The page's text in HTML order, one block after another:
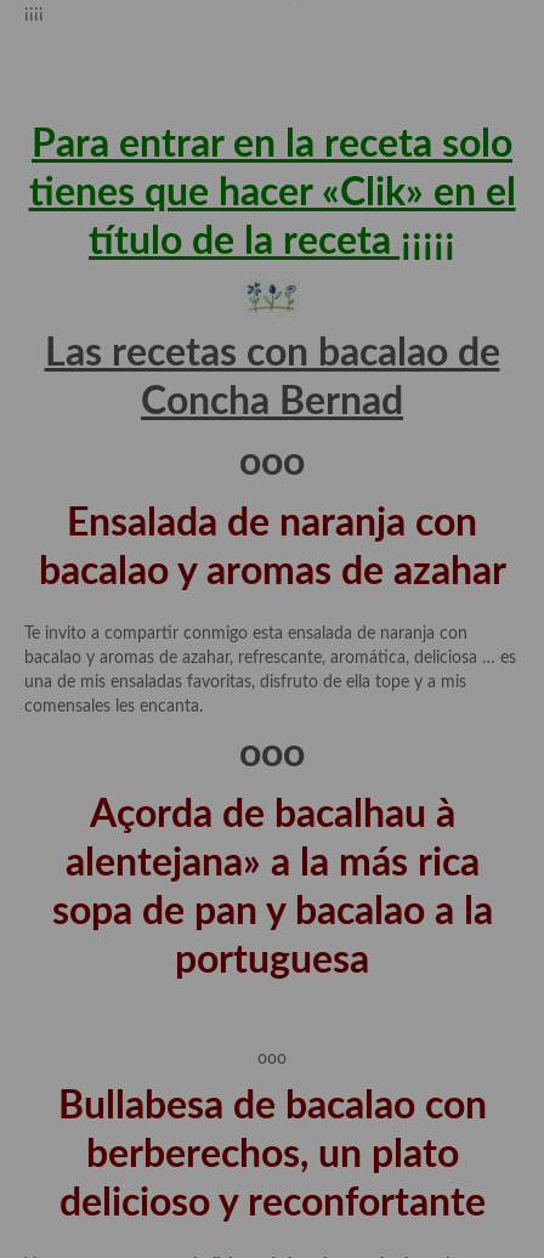
Bocadillos, hamburguesas, sándwich, emparedados, tostas y
demás
Entrantes y primeros platos
Gazpachos, salmorejos, sopas y cremas frías
Arroces Y fideuás
Legumbres y cereales
Huevos
Masas elaboradas con harina, pizzas, quiches y demás
Carne
Pescado y Marisco
Salazones y encurtidos
Recetas Especiales
Recetas de Cuaresma
¡¡¡¡
Para entrar en la receta solo
tienes que hacer «Clik» en el
título de la receta ¡¡¡¡¡
Las recetas con bacalao de
Concha Bernad
ooo
Ensalada de naranja con
bacalao y aromas de azahar
Te invito a compartir conmigo esta ensalada de naranja con
bacalao y aromas de azahar, refrescante, aromática, deliciosa … es
una de mis ensaladas favoritas, disfruto de ella tope y a mis
comensales les encanta.
ooo
Açorda de bacalhau à
alentejana» a la más rica
sopa de pan y bacalao a la
portuguesa
ooo
Bullabesa de bacalao con
berberechos, un plato
delicioso y reconfortante